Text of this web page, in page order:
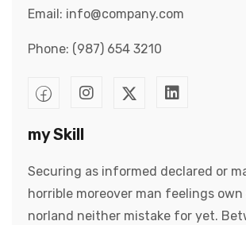
Email: info@company.com
Phone: (987) 654 3210
my Skill
Securing as informed declared or
horrible moreover man feelings own
norland neither mistake for yet.